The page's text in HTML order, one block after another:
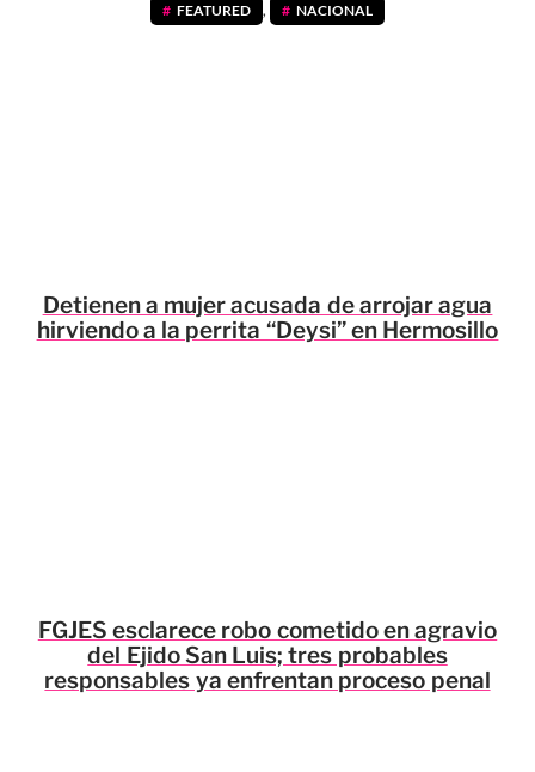
FEATURED , NACIONAL
Detienen a mujer acusada de arrojar agua
hirviendo a la perrita “Deysi” en Hermosillo
FGJES esclarece robo cometido en agravio
del Ejido San Luis; tres probables
responsables ya enfrentan proceso penal